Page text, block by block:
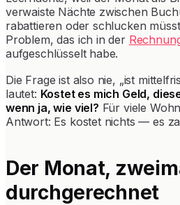
verwaiste Nächte zwischen
rabattieren oder schlucken
Problem, das ich in der
aufgeschlüsselt habe.
Die Frage ist also nie, „ist
lautet: Kostet es mich Geld,
wenn ja, wie viel? Für viele
Antwort: Es kostet nichts — es
Der Monat,
durchgerechnet